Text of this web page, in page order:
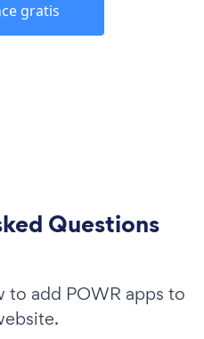
gratis
Questions
to add POWR apps to